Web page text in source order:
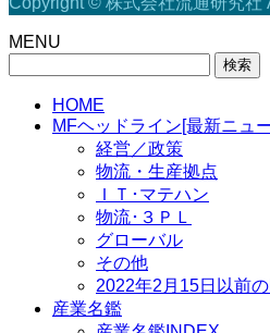
MENU
HOME
MFヘッドライン[最新ニュ
経営／政策
物流・生産拠点
ＩＴ･マテハン
物流･３ＰＬ
グローバル
その他
2022年2月15日以前
産業名鑑